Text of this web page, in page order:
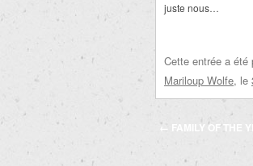
juste nous…
Cette entrée a été
Mariloup Wolfe, le
Navigation
← FAMILY OF THE